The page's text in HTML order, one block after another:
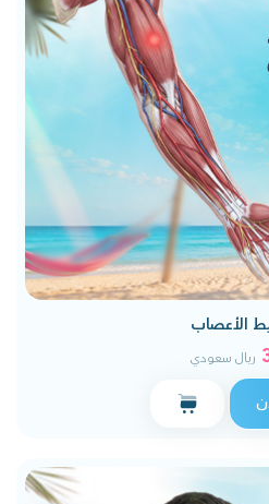
الأعصاب
ريال سعودي